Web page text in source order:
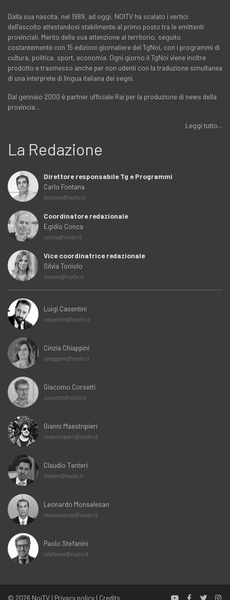
Dalla sua nascita, nel 1989, ad oggi, NOITV ha scalato i vertici
dell'ascolto attestandosi stabilmente al primo posto tra le emittenti
provinciali. Merito della sua attenzione al territorio, seguito
costantemente con 15 edizioni giornaliere del TgNoi, con i programmi di
cultura, politica, sport, economia. Ogni giorno il TgNoi viene inoltre
prodotto e trasmesso anche per non udenti con la traduzione simultanea
di una interprete di lingua italiana dei segni.
Dal gennaio 2000 è partner ufficiale Rai per la produzione di news della
provincia…
Leggi tutto...
La Redazione
Direttore responsabile Tg e Programmi
Carlo Fontana
fontana@noitv.it
Coordinatore redazionale
Egidio Conca
conca@noitv.it
Vice coordinatrice redazionale
Silvia Toniolo
toniolo@noitv.it
Luigi Casentini
casentini@noitv.it
Cinzia Chiappini
chiappini@noitv.it
Giacomo Corsetti
corsetti@noitv.it
Gianni Maestripieri
maestripieri@noitv.it
Claudio Tanteri
tanteri@noitv.it
Leonardo Monselesan
monselesan@noitv.it
Paolo Stefanini
stefanini@noitv.it
© 2026 NoiTV | Privacy policy | Credits